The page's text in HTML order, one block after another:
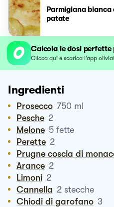
Parmigiana bianca
patate
Calcola le dosi perfette
Clicca qui e scarica l’app olivia!
Ingredienti
Prosecco 750 ml
Pesche 2
Melone 5 fette
Perette 2
Prugne coscia di
Arance 2
Limoni 2
Cannella 2 stecche
Chiodi di garofano 3